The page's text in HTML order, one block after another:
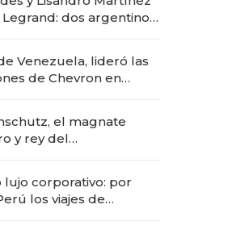
"fast premium"
dos argentinos
Venezuela, lideró las
de Chevron en
el magnate
y rey del
lujo corporativo: por
los viajes de